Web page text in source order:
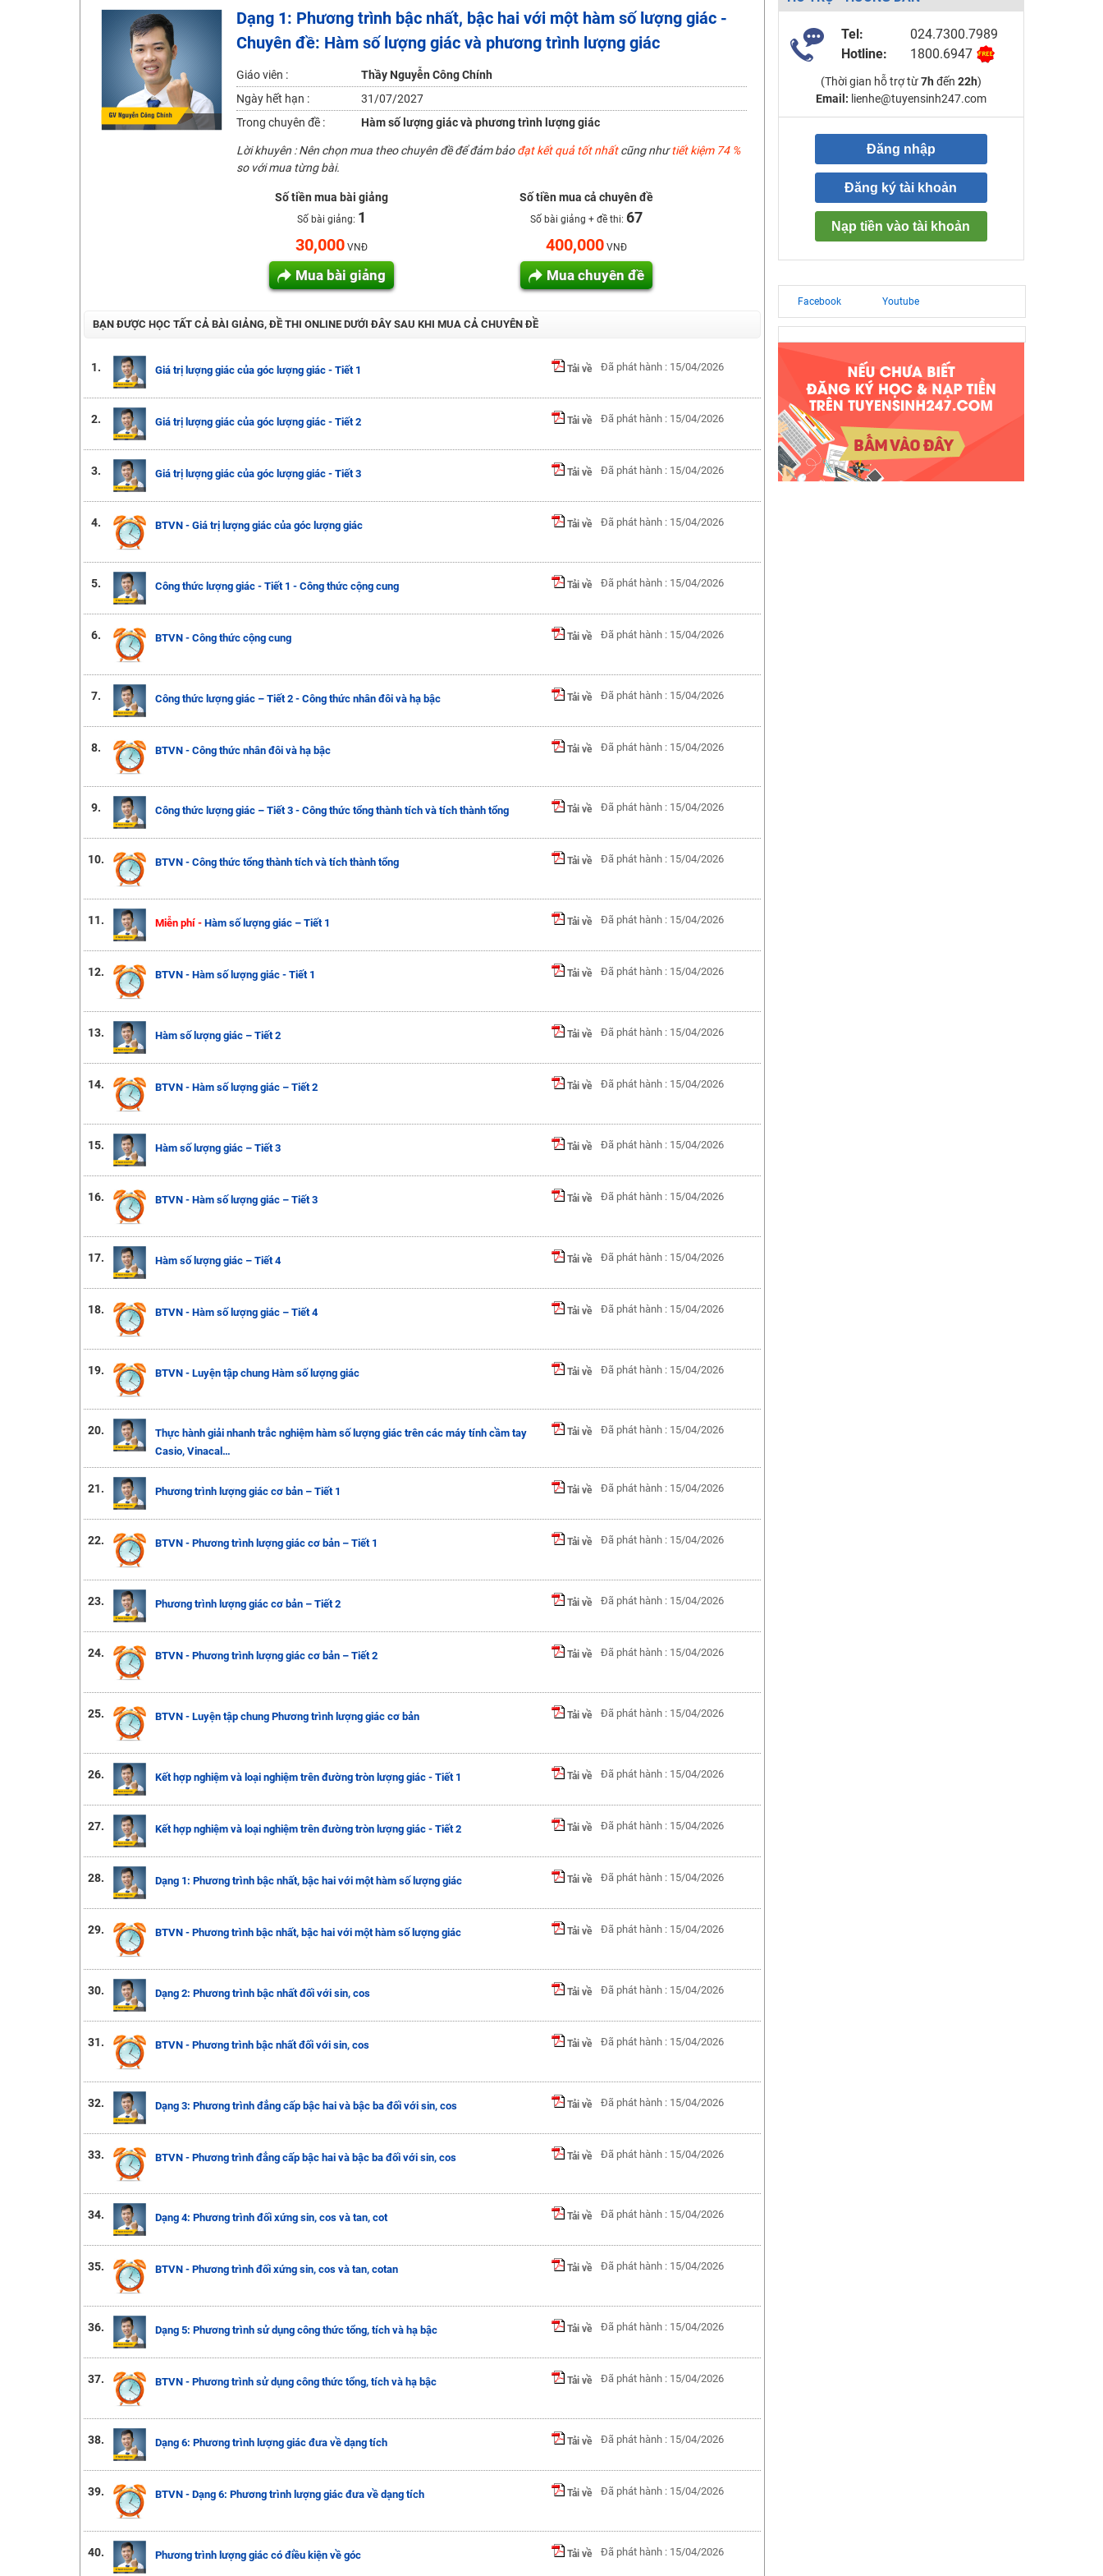
Học online lớp 2 với thầy cô giáo giỏi, nổi tiếng
2K6! Lộ Trình Sun 2024 - Ba bước luyện thi TN THPT - ĐH ít nhất 25 điểm
Hot! Lễ hội đồng giá 449K - 499K toàn bộ khoá học tại Tuyensinh247 (Từ 16-18/07/2025)
Khuyến Mãi Khoá Học 1K Chỉ Từ 11-13/09/2024
Đồng giá khóa học 499K - 399K (13/11-15/11)
Khai giảng khóa Ngữ văn 7 - xây nền vững chắc cho tương lai!
Luyện thi vào lớp 10 môn Toán, Văn, Hóa, Anh, Lý với giáo viên giỏi và nổi tiếng
Dạng 1: Phương trình bậc nhất, bậc hai với một hàm số lượng giác -
Chuyên đề: Hàm số lượng giác và phương trình lượng giác
Giáo viên :
Thầy Nguyễn Công Chính
Ngày hết hạn :
31/07/2027
Trong chuyên đề :
Hàm số lượng giác và phương trình lượng giác
Lời khuyên : Nên chọn mua theo chuyên đề để đảm bảođạt kết quả tốt nhấtcũng nhưtiết kiệm 74 %
so với mua từng bài.
Số tiền mua bài giảng
Số bài giảng: 1
30,000VNĐ
Mua bài giảng
Số tiền mua cả chuyên đề
Số bài giảng + đề thi: 67
400,000 VNĐ
Mua chuyên đề
BẠN ĐƯỢC HỌC TẤT CẢ BÀI GIẢNG, ĐỀ THI ONLINE DƯỚI ĐÂY SAU KHI MUA CẢ CHUYÊN ĐỀ
1. Giá trị lượng giác của góc lượng giác - Tiết 1 Tải về Đã phát hành : 15/04/2026
2. Giá trị lượng giác của góc lượng giác - Tiết 2 Tải về Đã phát hành : 15/04/2026
3. Giá trị lượng giác của góc lượng giác - Tiết 3 Tải về Đã phát hành : 15/04/2026
4. BTVN - Giá trị lượng giác của góc lượng giác Tải về Đã phát hành : 15/04/2026
5. Công thức lượng giác - Tiết 1 - Công thức cộng cung Tải về Đã phát hành : 15/04/2026
6. BTVN - Công thức cộng cung Tải về Đã phát hành : 15/04/2026
7. Công thức lượng giác – Tiết 2 - Công thức nhân đôi và hạ bậc Tải về Đã phát hành : 15/04/2026
8. BTVN - Công thức nhân đôi và hạ bậc Tải về Đã phát hành : 15/04/2026
9. Công thức lượng giác – Tiết 3 - Công thức tổng thành tích và tích thành tổng Tải về Đã phát hành : 15/04/2026
10. BTVN - Công thức tổng thành tích và tích thành tổng Tải về Đã phát hành : 15/04/2026
11. Miễn phí - Hàm số lượng giác – Tiết 1 Tải về Đã phát hành : 15/04/2026
12. BTVN - Hàm số lượng giác - Tiết 1 Tải về Đã phát hành : 15/04/2026
13. Hàm số lượng giác – Tiết 2 Tải về Đã phát hành : 15/04/2026
14. BTVN - Hàm số lượng giác – Tiết 2 Tải về Đã phát hành : 15/04/2026
15. Hàm số lượng giác – Tiết 3 Tải về Đã phát hành : 15/04/2026
16. BTVN - Hàm số lượng giác – Tiết 3 Tải về Đã phát hành : 15/04/2026
17. Hàm số lượng giác – Tiết 4 Tải về Đã phát hành : 15/04/2026
18. BTVN - Hàm số lượng giác – Tiết 4 Tải về Đã phát hành : 15/04/2026
19. BTVN - Luyện tập chung Hàm số lượng giác Tải về Đã phát hành : 15/04/2026
20.
Thực hành giải nhanh trắc nghiệm hàm số lượng giác trên các máy tính cầm tay
Casio, Vinacal…
Tải về Đã phát hành : 15/04/2026
21. Phương trình lượng giác cơ bản – Tiết 1 Tải về Đã phát hành : 15/04/2026
22. BTVN - Phương trình lượng giác cơ bản – Tiết 1 Tải về Đã phát hành : 15/04/2026
23. Phương trình lượng giác cơ bản – Tiết 2 Tải về Đã phát hành : 15/04/2026
24. BTVN - Phương trình lượng giác cơ bản – Tiết 2 Tải về Đã phát hành : 15/04/2026
25. BTVN - Luyện tập chung Phương trình lượng giác cơ bản Tải về Đã phát hành : 15/04/2026
26. Kết hợp nghiệm và loại nghiệm trên đường tròn lượng giác - Tiết 1 Tải về Đã phát hành : 15/04/2026
27. Kết hợp nghiệm và loại nghiệm trên đường tròn lượng giác - Tiết 2 Tải về Đã phát hành : 15/04/2026
28. Dạng 1: Phương trình bậc nhất, bậc hai với một hàm số lượng giác Tải về Đã phát hành : 15/04/2026
29. BTVN - Phương trình bậc nhất, bậc hai với một hàm số lượng giác Tải về Đã phát hành : 15/04/2026
30. Dạng 2: Phương trình bậc nhất đối với sin, cos Tải về Đã phát hành : 15/04/2026
31. BTVN - Phương trình bậc nhất đối với sin, cos Tải về Đã phát hành : 15/04/2026
32. Dạng 3: Phương trình đẳng cấp bậc hai và bậc ba đối với sin, cos Tải về Đã phát hành : 15/04/2026
33. BTVN - Phương trình đẳng cấp bậc hai và bậc ba đối với sin, cos Tải về Đã phát hành : 15/04/2026
34. Dạng 4: Phương trình đối xứng sin, cos và tan, cot Tải về Đã phát hành : 15/04/2026
35. BTVN - Phương trình đối xứng sin, cos và tan, cotan Tải về Đã phát hành : 15/04/2026
36. Dạng 5: Phương trình sử dụng công thức tổng, tích và hạ bậc Tải về Đã phát hành : 15/04/2026
37. BTVN - Phương trình sử dụng công thức tổng, tích và hạ bậc Tải về Đã phát hành : 15/04/2026
38. Dạng 6: Phương trình lượng giác đưa về dạng tích Tải về Đã phát hành : 15/04/2026
39. BTVN - Dạng 6: Phương trình lượng giác đưa về dạng tích Tải về Đã phát hành : 15/04/2026
40. Phương trình lượng giác có điều kiện về góc Tải về Đã phát hành : 15/04/2026
Tel:
024.7300.7989
Hotline:
1800.6947
(Thời gian hỗ trợ từ7h đến 22h)
Email: lienhe@tuyensinh247.com
Đăng nhập
Đăng ký tài khoản
Nạp tiền vào tài khoản
Facebook Youtube